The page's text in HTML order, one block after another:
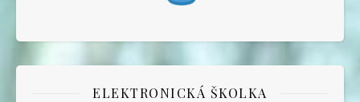
ELEKTRONICKÁ ŠKOLKA